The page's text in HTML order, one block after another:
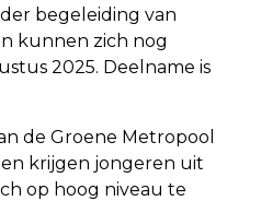
begeleiding van
kunnen zich nog
2025. Deelname is
de Groene Metropool
krijgen jongeren uit
op hoog niveau te